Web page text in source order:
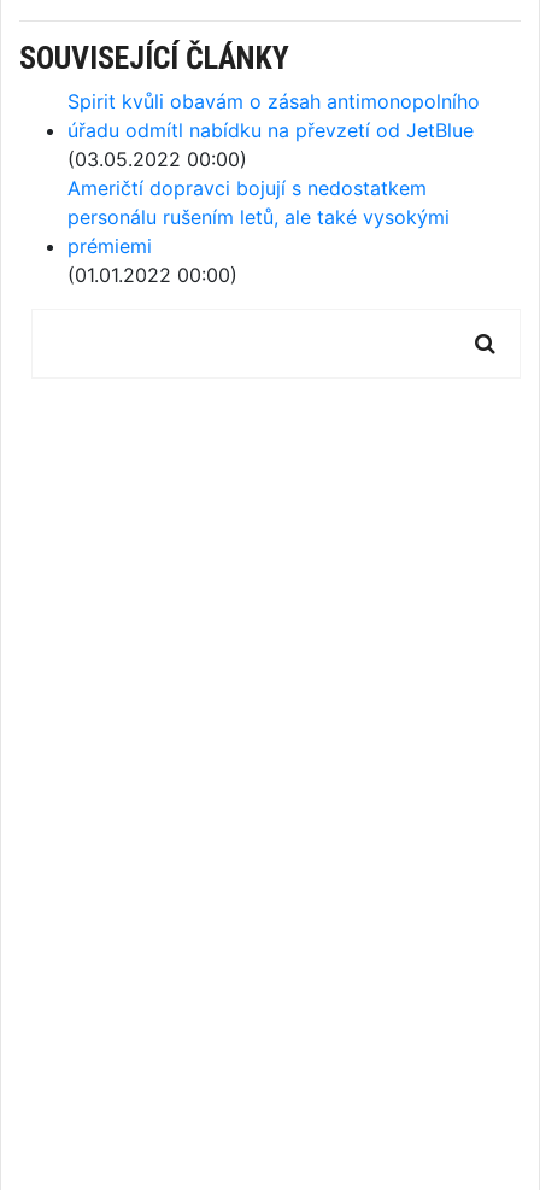
SOUVISEJÍCÍ ČLÁNKY
Spirit kvůli obavám o zásah antimonopolního
úřadu odmítl nabídku na převzetí od JetBlue
(03.05.2022 00:00)
Američtí dopravci bojují s nedostatkem
personálu rušením letů, ale také vysokými
prémiemi
(01.01.2022 00:00)